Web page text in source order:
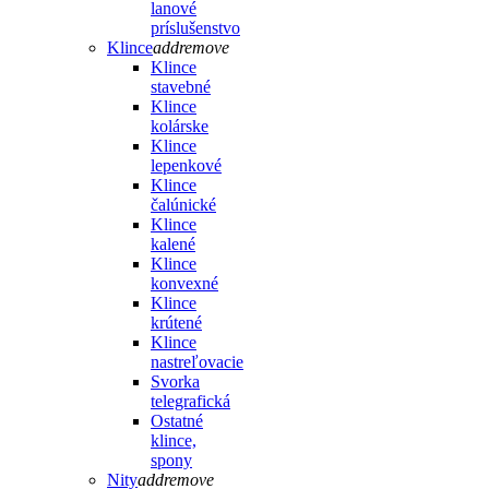
lanové
príslušenstvo
Klinceaddremove
Klince
stavebné
Klince
kolárske
Klince
lepenkové
Klince
čalúnické
Klince
kalené
Klince
konvexné
Klince
krútené
Klince
nastreľovacie
Svorka
telegrafická
Ostatné
klince,
spony
Nityaddremove